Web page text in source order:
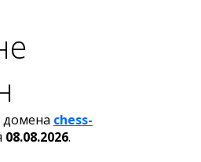
домена chess-
08.08.2026.